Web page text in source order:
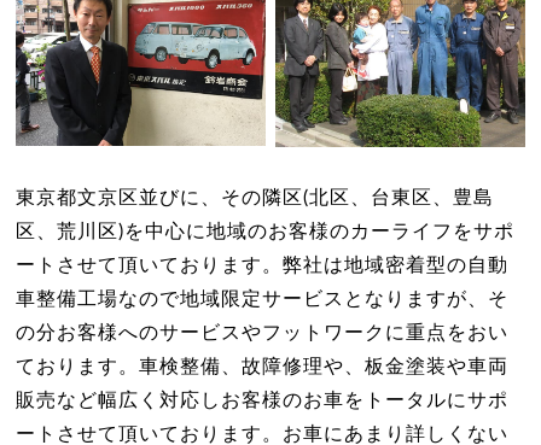
東京都文京区並びに、その隣区(北区、台東区、豊島
区、荒川区)を中心に地域のお客様のカーライフをサポ
ートさせて頂いております。弊社は地域密着型の自動
車整備工場なので地域限定サービスとなりますが、そ
の分お客様へのサービスやフットワークに重点をおい
ております。車検整備、故障修理や、板金塗装や車両
販売など幅広く対応しお客様のお車をトータルにサポ
ートさせて頂いております。お車にあまり詳しくない